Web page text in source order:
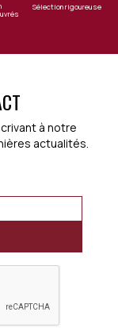
Sélection rigoureuse
à notre
actualités.